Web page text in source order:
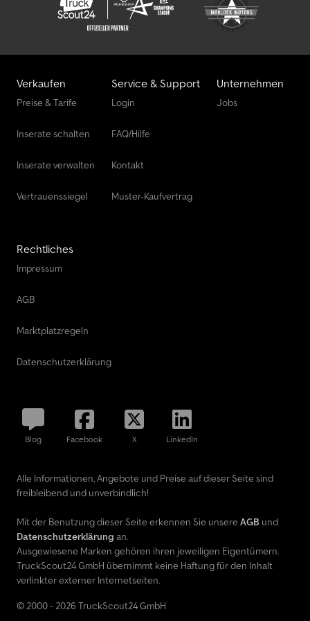
Verkaufen
Preise & Tarife
Inserate schalten
Inserate verwalten
Vertrauenssiegel
Service & Support
Login
FAQ/Hilfe
Kontakt
Muster-Kaufvertrag
Unternehmen
Jobs
Rechtliches
Impressum
AGB
Marktplatzregeln
Datenschutzerklärung
Blog Facebook X LinkedIn
Alle Informationen, Angebote und Preise auf dieser Seite sind
freibleibend und unverbindlich!
Mit der Benutzung dieser Seite erkennen Sie unsere AGB und
Datenschutzerklärung an.
Ausgewiesene Marken gehören ihren jeweiligen Eigentümern.
TruckScout24 GmbH übernimmt keine Haftung für den Inhalt
verlinkter externer Internetseiten.
© 2000 - 2026 TruckScout24 GmbH